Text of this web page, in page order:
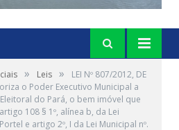
» Leis »
LEI Nº 807/2012, DE
o Poder Executivo Municipal a
do Pará, o bem imóvel que
108 § 1º, alínea b, da Lei
e artigo 2º, I da Lei Municipal nº.